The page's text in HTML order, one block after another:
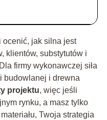
ocenić, jak silna jest
klientów, substytutów i
firmy wykonawczej siła
budowlanej i drewna
projektu, więc jeśli
rynku, a masz tylko
Twoja strategia